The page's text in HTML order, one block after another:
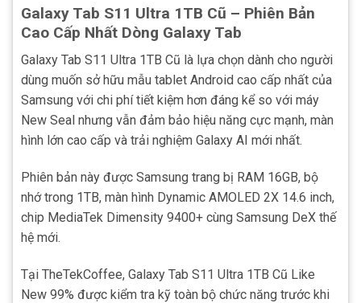
Galaxy Tab S11 Ultra 1TB Cũ – Phiên Bản
Cao Cấp Nhất Dòng Galaxy Tab
Galaxy Tab S11 Ultra 1TB Cũ là lựa chọn dành cho người
dùng muốn sở hữu mẫu tablet Android cao cấp nhất của
Samsung với chi phí tiết kiệm hơn đáng kể so với máy
New Seal nhưng vẫn đảm bảo hiệu năng cực mạnh, màn
hình lớn cao cấp và trải nghiệm Galaxy AI mới nhất.
Phiên bản này được Samsung trang bị RAM 16GB, bộ
nhớ trong 1TB, màn hình Dynamic AMOLED 2X 14.6 inch,
chip MediaTek Dimensity 9400+ cùng Samsung DeX thế
hệ mới.
Tại TheTekCoffee, Galaxy Tab S11 Ultra 1TB Cũ Like
New 99% được kiểm tra kỹ toàn bộ chức năng trước khi